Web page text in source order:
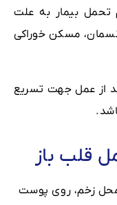
تحمل بیمار به علت
پانسمان، مسکن خوراکی
از عمل جهت تسریع
قلب باز
زخم، روی پوست